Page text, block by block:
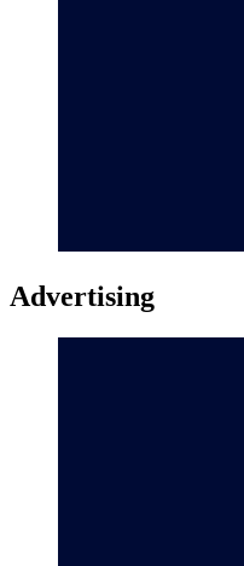
Advertising